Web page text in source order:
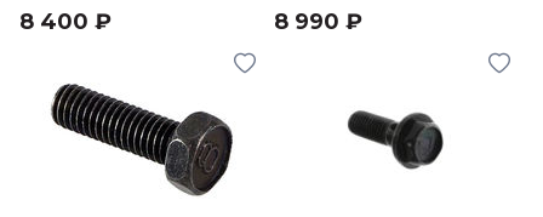
8 400 ₽ 8 990 ₽